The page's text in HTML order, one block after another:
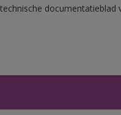
documentatieblad